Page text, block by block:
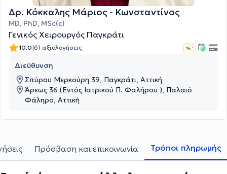
Δρ. Κόκκαλης Μάριος - Κωνσταντίνος
MD, PhD, MSc(c)
Γενικός Χειρουργός Παγκράτι
10.0|61 αξιολογήσεις 15 '
Διεύθυνση
Σπύρου Μερκούρη 39, Παγκράτι, Αττική
Άρεως 36 (Εντός Ιατρικού Π. Φαλήρου ), Παλαιό
Φάληρο, Αττική
Πρόσβαση και επικοινωνία Τρόποι πληρωμής